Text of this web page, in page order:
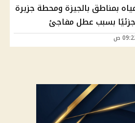
بمناطق بالجيزة ومحطة جزيرة
بسبب عطل مفاجئ